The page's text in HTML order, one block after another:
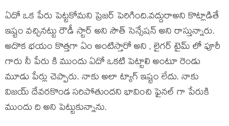
ఏదో ఒక పేరు పెట్టకోమని ప్రెజర్ పెరిగింది.వద్దురాఅని కొట్లాడితే
ఇష్టం వచ్చినట్టు రౌడీ స్టార్ అని సౌత్ సెన్సేషన్ అని రాస్తున్నారు.
అదొక భయం కొత్తగా ఏం అంటిస్తారో అని , లైగర్ టైమ్ లో పూరీ
గారు నీ పేరు కి ముందు ఏదో ఒకటి పెట్టాలి అంటూ రెండు
మూడు పేర్లు చెప్పారు. నాకు అలా ట్యాగ్ ఇష్టం లేదు. నాకు
విజయ్ దేవరకొండ సరిపోతుందని భావించి ఫైనల్ గా పేరుకి
ముందు ది అని పెట్టుకున్నాను.